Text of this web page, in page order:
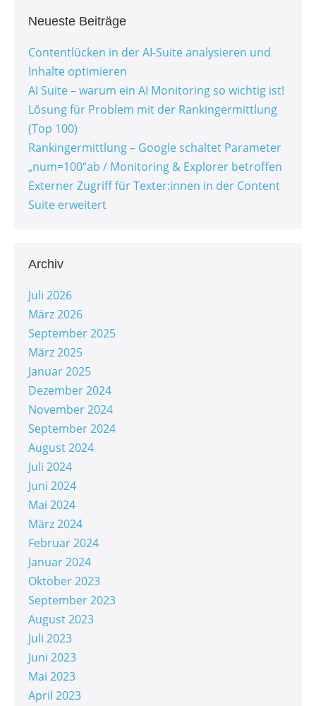
Neueste Beiträge
Contentlücken in der AI-Suite analysieren und
Inhalte optimieren
AI Suite – warum ein AI Monitoring so wichtig ist!
Lösung für Problem mit der Rankingermittlung
(Top 100)
Rankingermittlung – Google schaltet Parameter
„num=100“ab / Monitoring & Explorer betroffen
Externer Zugriff für Texter:innen in der Content
Suite erweitert
Archiv
Juli 2026
März 2026
September 2025
März 2025
Januar 2025
Dezember 2024
November 2024
September 2024
August 2024
Juli 2024
Juni 2024
Mai 2024
März 2024
Februar 2024
Januar 2024
Oktober 2023
September 2023
August 2023
Juli 2023
Juni 2023
Mai 2023
April 2023